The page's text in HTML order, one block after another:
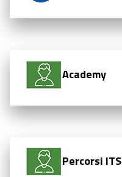
Academy
Percorsi ITS